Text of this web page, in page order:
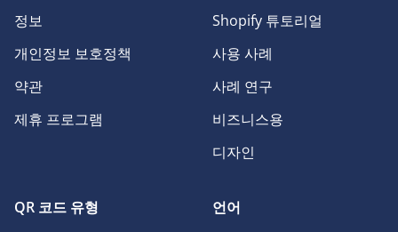
정보
개인정보 보호정책
약관
제휴 프로그램
Shopify 튜토리얼
사용 사례
사례 연구
비즈니스용
디자인
QR 코드 유형 언어